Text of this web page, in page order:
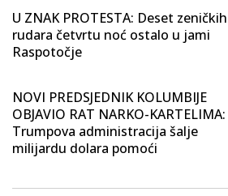
U ZNAK PROTESTA: Deset zeničkih
rudara četvrtu noć ostalo u jami
Raspotočje
NOVI PREDSJEDNIK KOLUMBIJE
OBJAVIO RAT NARKO-KARTELIMA:
Trumpova administracija šalje
milijardu dolara pomoći